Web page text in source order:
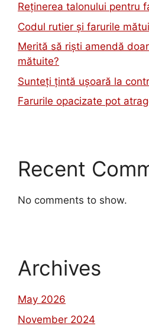
Reținerea talonului pentru
Codul rutier și farurile
Merită să riști amendă
mătuite?
Sunteți țintă ușoară la
Farurile opacizate pot
Recent
No comments to show.
Archives
May 2026
November 2024